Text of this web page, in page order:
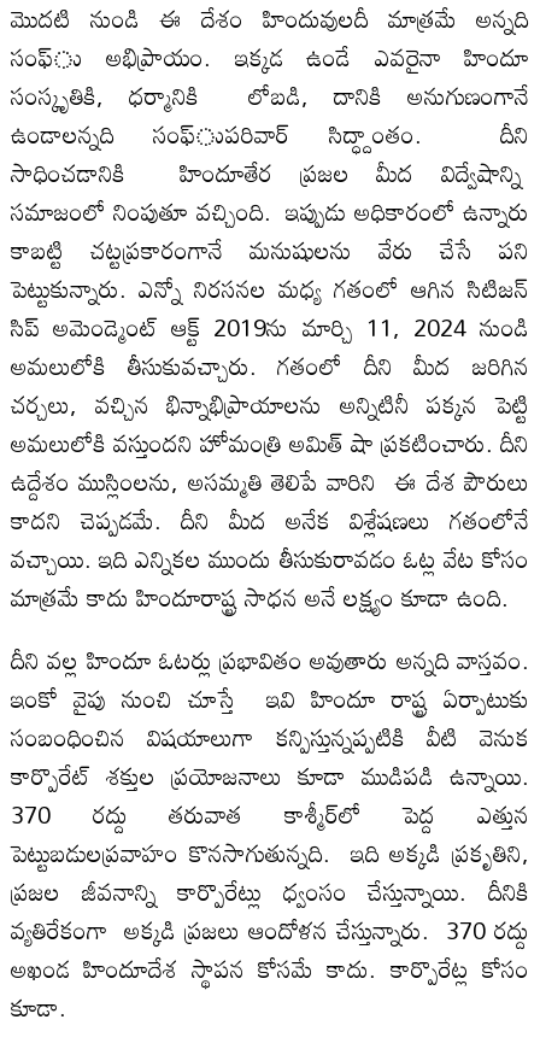
మొదటి నుండి ఈ దేశం హిందువులదీ మాత్రమే అన్నది
సంఫ్‌ు అభిప్రాయం. ఇక్కడ ఉండే ఎవరైనా హిందూ
సంస్కృతికి, ధర్మానికి లోబడి, దానికి అనుగుణంగానే
ఉండాలన్నది సంఫ్‌ుపరివార్‌ సిద్ధ్దాంతం. దీని
సాధించడానికి హిందూతేర ప్రజల మీద విద్వేషాన్ని
సమాజంలో నింపుతూ వచ్చింది. ఇప్పుడు అధికారంలో ఉన్నారు
కాబట్టి చట్టప్రకారంగానే మనుషులను వేరు చేసే పని
పెట్టుకున్నారు. ఎన్నో నిరసనల మధ్య గతంలో ఆగిన సిటిజన్‌
సిప్‌ అమెండ్మెంట్‌ ఆక్ట్‌ 2019ను మార్చి 11, 2024 నుండి
అమలులోకి తీసుకువచ్చారు. గతంలో దీని మీద జరిగిన
చర్చలు, వచ్చిన భిన్నాభిప్రాయాలను అన్నిటినీ పక్కన పెట్టి
అమలులోకి వస్తుందని హోమంత్రి అమిత్‌ షా ప్రకటించారు. దీని
ఉద్దేశం ముస్లింలను, అసమ్మతి తెలిపే వారిని ఈ దేశ పౌరులు
కాదని చెప్పడమే. దీని మీద అనేక విశ్లేషణలు గతంలోనే
వచ్చాయి. ఇది ఎన్నికల ముందు తీసుకురావడం ఓట్ల వేట కోసం
మాత్రమే కాదు హిందూరాష్ట్ర సాధన అనే లక్ష్యం కూడా ఉంది.
దీని వల్ల హిందూ ఓటర్లు ప్రభావితం అవుతారు అన్నది వాస్తవం.
ఇంకో వైపు నుంచి చూస్తే ఇవి హిందూ రాష్ట్ర ఏర్పాటుకు
సంబంధించిన విషయాలుగా కన్పిస్తున్నప్పటికి వీటి వెనుక
కార్పొరేట్‌ శక్తుల ప్రయోజనాలు కూడా ముడిపడి ఉన్నాయి.
370 రద్దు తరువాత కాశ్మీర్‌లో పెద్ద ఎత్తున
పెట్టుబడులప్రవాహం కొనసాగుతున్నది. ఇది అక్కడి ప్రకృతిని,
ప్రజల జీవనాన్ని కార్పొరేట్లు ధ్వంసం చేస్తున్నాయి. దీనికి
వ్యతిరేకంగా అక్కడి ప్రజలు ఆందోళన చేస్తున్నారు. 370 రద్దు
అఖండ హిందూదేశ స్థాపన కోసమే కాదు. కార్పొరేట్ల కోసం
కూడా.